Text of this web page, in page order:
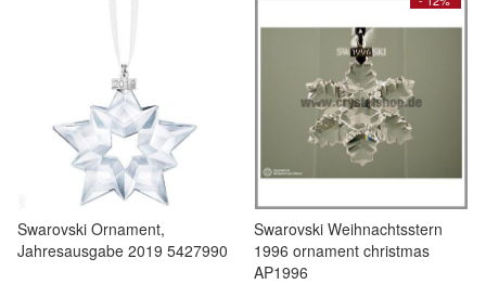
Swarovski Ornament,
Jahresausgabe 2019 5427990
Swarovski Weihnachtsstern
1996 ornament christmas
AP1996